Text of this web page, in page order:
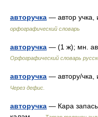
авторучка — автор
орфографический словарь
авторучка — (1 ж); мн.
Орфографический словарь
авторучка — автору/
Через дефис.
авторучка — Кара